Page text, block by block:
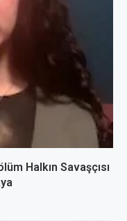
Halkın Savaşçısı